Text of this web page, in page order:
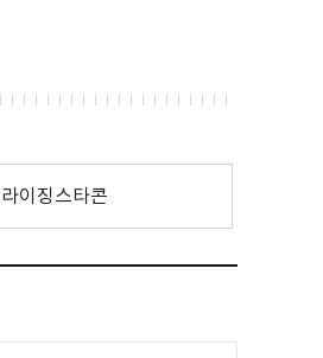
라이징스타콘